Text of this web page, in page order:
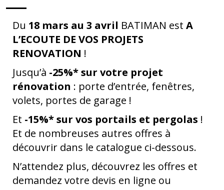
Du 18 mars au 3 avril BATIMAN est A
L’ECOUTE DE VOS PROJETS
RENOVATION !
Jusqu’à -25%* sur votre projet
rénovation : porte d’entrée, fenêtres,
volets, portes de garage !
Et -15%* sur vos portails et pergolas !
Et de nombreuses autres offres à
découvrir dans le catalogue ci-dessous.
N’attendez plus, découvrez les offres et
demandez votre devis en ligne ou